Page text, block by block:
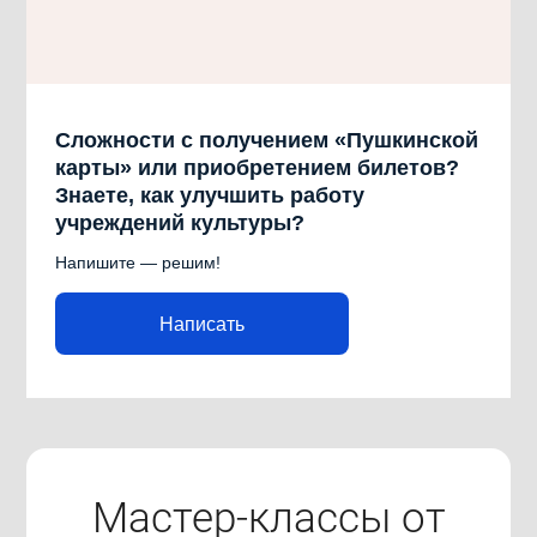
Сложности с получением «Пушкинской
карты» или приобретением билетов?
Знаете, как улучшить работу
учреждений культуры?
Напишите — решим!
Написать
Мастер-классы от